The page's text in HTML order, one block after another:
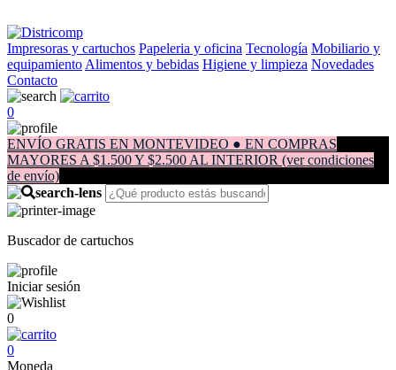
Impresoras y cartuchos Papeleria y oficina Tecnología Mobiliario y
equipamiento Alimentos y bebidas Higiene y limpieza Novedades
Contacto
0
ENVÍO GRATIS EN MONTEVIDEO ● EN COMPRAS
MAYORES A $1.500 Y $2.500 AL INTERIOR (ver condiciones
de envío)
Buscador de cartuchos
Iniciar sesión
0
0
Moneda